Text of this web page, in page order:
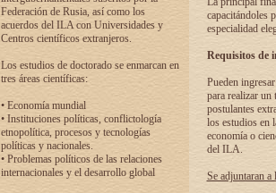
Federación de Rusia, así como los
acuerdos del ILA con Universidades y
Centros científicos extranjeros.
Los estudios de doctorado se enmarcan en
tres áreas científicas:
• Economía mundial
• Instituciones políticas, conflictología
etnopolítica, procesos y tecnologías
políticas y nacionales.
• Problemas políticos de las relaciones
internacionales y el desarrollo global
capacitándoles
especialidad
Requisitos de
Pueden
para realizar un
postulantes
los estudios en
economía o
del ILA.
Se adjuntaran a